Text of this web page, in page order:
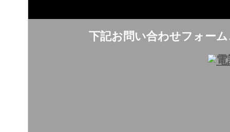
下記お問い合わせフォー